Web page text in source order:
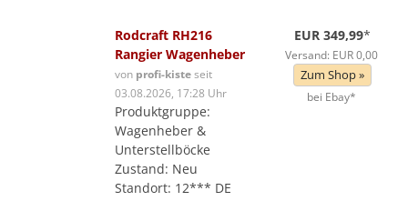
Rodcraft RH216
Rangier Wagenheber
von profi-kisteseit
03.08.2026, 17:28 Uhr
Produktgruppe:
Wagenheber &
Unterstellböcke
Zustand: Neu
Standort: 12*** DE
EUR 349,99*
Versand: EUR 0,00
Zum Shop »
bei Ebay*